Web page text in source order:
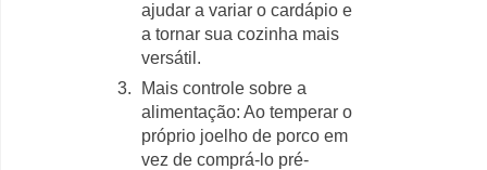
ajudar a variar o cardápio e
a tornar sua cozinha mais
versátil.
Mais controle sobre a
alimentação: Ao temperar o
próprio joelho de porco em
vez de comprá-lo pré-